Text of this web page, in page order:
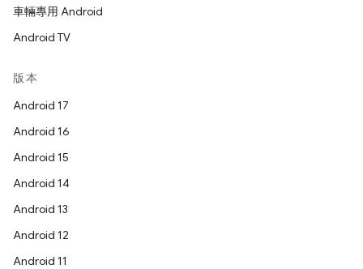
車輛專用 Android
Android TV
版本
Android 17
Android 16
Android 15
Android 14
Android 13
Android 12
Android 11